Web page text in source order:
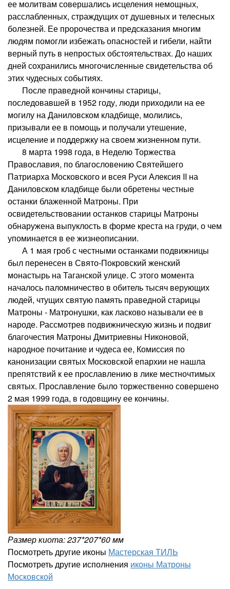
ее молитвам совершались исцеления немощных,
расслабленных, страждущих от душевных и телесных
болезней. Ее пророчества и предсказания многим
людям помогли избежать опасностей и гибели, найти
верный путь в непростых обстоятельствах. До наших
дней сохранились многочисленные свидетельства об
этих чудесных событиях.
После праведной кончины старицы,
последовавшей в 1952 году, люди приходили на ее
могилу на Даниловском кладбище, молились,
призывали ее в помощь и получали утешение,
исцеление и поддержку на своем жизненном пути.
8 марта 1998 года, в Неделю Торжества
Православия, по благословению Святейшего
Патриарха Московского и всея Руси Алексия II на
Даниловском кладбище были обретены честные
останки блаженной Матроны. При
освидетельствовании останков старицы Матроны
обнаружена выпуклость в форме креста на груди, о чем
упоминается в ее жизнеописании.
А 1 мая гроб с честными останками подвижницы
был перенесен в Свято-Покровский женский
монастырь на Таганской улице. С этого момента
началось паломничество в обитель тысяч верующих
людей, чтущих святую память праведной старицы
Матроны - Матронушки, как ласково называли ее в
народе. Рассмотрев подвижническую жизнь и подвиг
благочестия Матроны Дмитриевны Никоновой,
народное почитание и чудеса ее, Комиссия по
канонизации святых Московской епархии не нашла
препятствий к ее прославлению в лике местночтимых
святых. Прославление было торжественно совершено
2 мая 1999 года, в годовщину ее кончины.
Размер киота: 237*207*60 мм
Посмотреть другие иконы Мастерская ТИЛЬ
Посмотреть другие исполнения иконы Матроны
Московской